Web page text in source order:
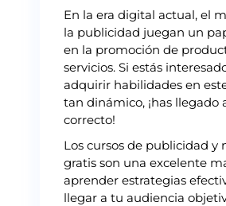
En la era digital actual, el
la publicidad juegan un
en la promoción de
servicios. Si estás
adquirir habilidades en
tan dinámico, ¡has llegado
correcto!
Los cursos de publicidad y
gratis son una excelente
aprender estrategias
llegar a tu audiencia